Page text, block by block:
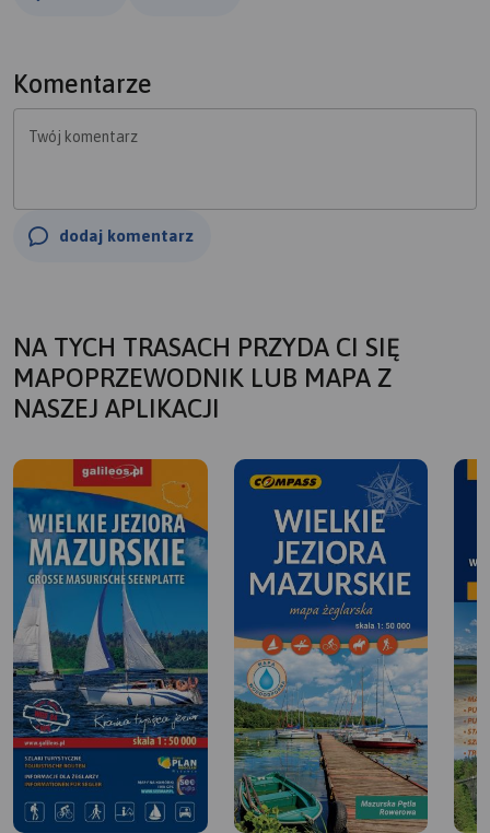
Komentarze
Twój komentarz
dodaj komentarz
NA TYCH TRASACH PRZYDA CI SIĘ
MAPOPRZEWODNIK LUB MAPA Z
NASZEJ APLIKACJI